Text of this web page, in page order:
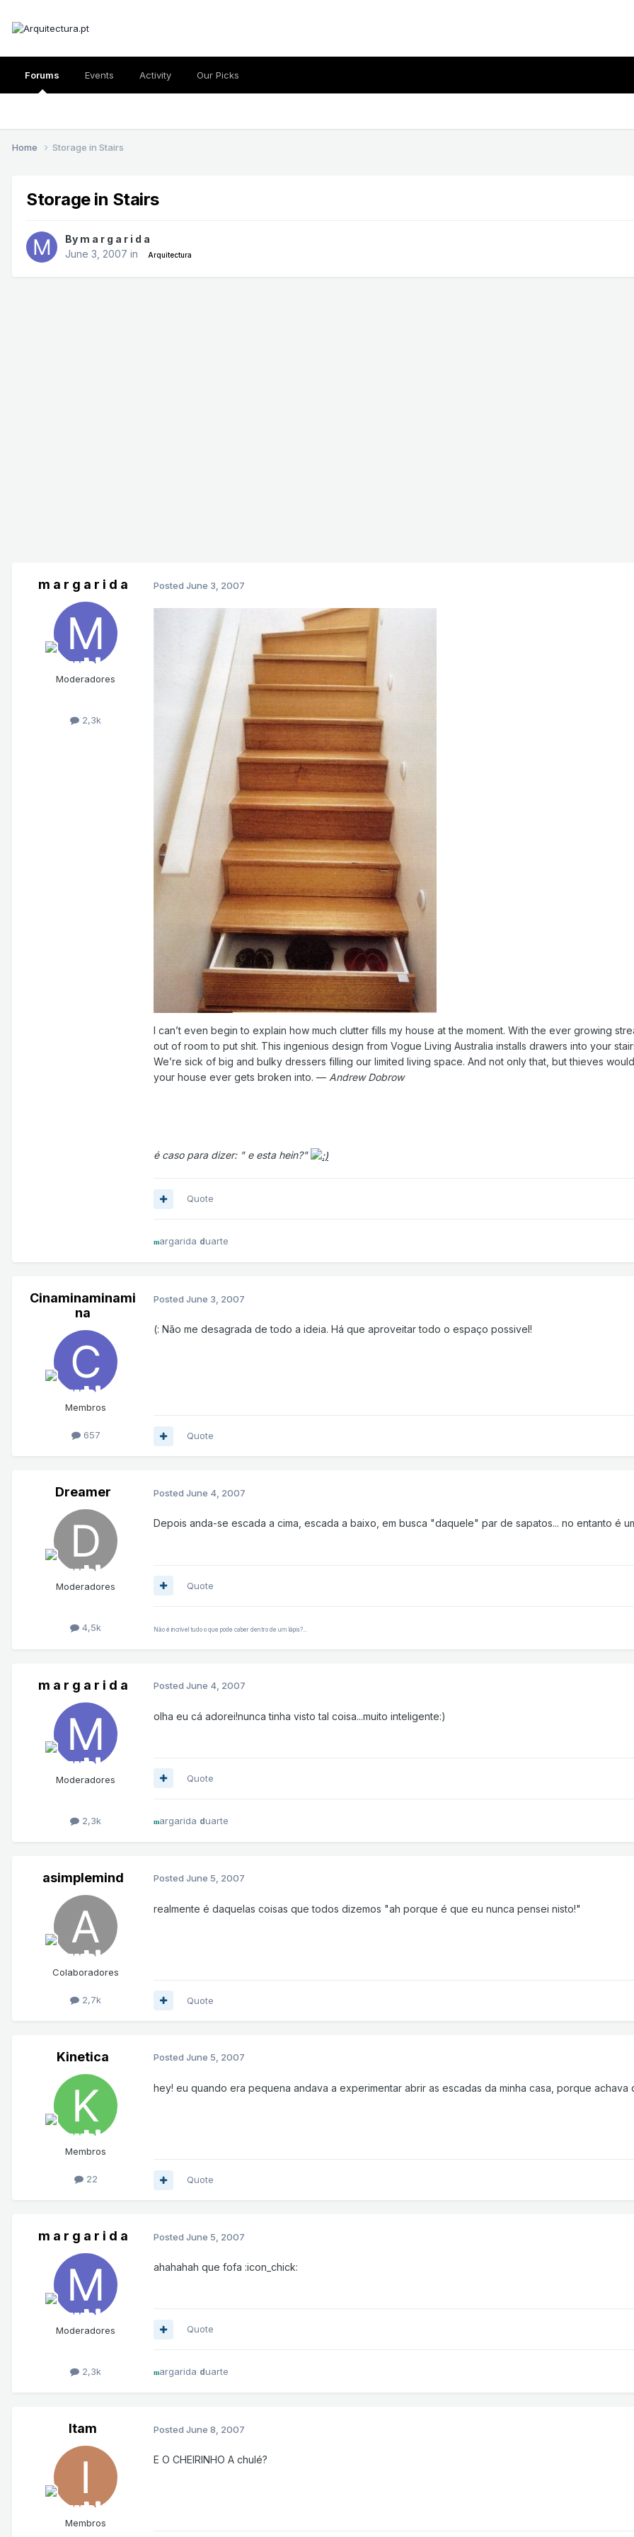
Forums Events Activity Our Picks
Home Storage in Stairs
Storage in Stairs
By m a r g a r i d a
June 3, 2007 in Arquitectura
m a r g a r i d a
Moderadores
2,3k
Posted June 3, 2007
I can’t even begin to explain how much clutter fills my house at the moment. With the ever growing
out of room to put shit. This ingenious design from Vogue Living Australia installs drawers into your
We’re sick of big and bulky dressers filling our limited living space. And not only that, but thieves
your house ever gets broken into. — Andrew Dobrow
é caso para dizer: " e esta hein?"
Quote
margarida duarte
Cinaminaminami
na
Membros
657
Posted June 3, 2007
(: Não me desagrada de todo a ideia. Há que aproveitar todo o espaço possivel!
Quote
Dreamer
Moderadores
4,5k
Posted June 4, 2007
Depois anda-se escada a cima, escada a baixo, em busca "daquele" par de sapatos... no entanto é
Quote
Não é incrível tudo o que pode caber dentro de um lápis?...
m a r g a r i d a
Moderadores
2,3k
Posted June 4, 2007
olha eu cá adorei!nunca tinha visto tal coisa...muito inteligente:)
Quote
margarida duarte
asimplemind
Colaboradores
2,7k
Posted June 5, 2007
realmente é daquelas coisas que todos dizemos "ah porque é que eu nunca pensei nisto!"
Quote
Kinetica
Membros
22
Posted June 5, 2007
hey! eu quando era pequena andava a experimentar abrir as escadas da minha casa, porque
Quote
m a r g a r i d a
Moderadores
2,3k
Posted June 5, 2007
ahahahah que fofa :icon_chick:
Quote
margarida duarte
Itam
Membros
Posted June 8, 2007
E O CHEIRINHO A chulé?